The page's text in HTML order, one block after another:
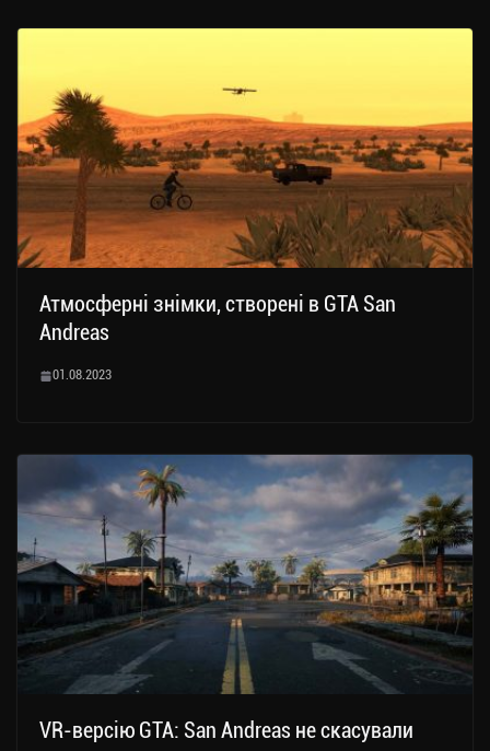
Атмосферні знімки, створені в GTA San
Andreas
01.08.2023
VR-версію GTA: San Andreas не скасували